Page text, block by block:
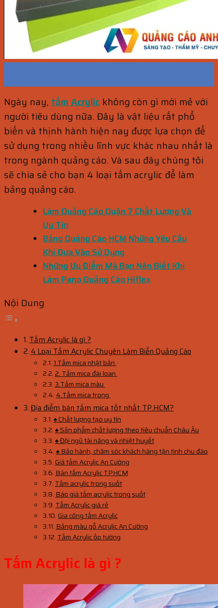
Ngày nay, tấm Acrylic không còn gì mới mẻ với
người tiêu dùng nữa. Đây là vật liệu rất phổ
biến và thịnh hành hiện nay được lựa chọn để
sử dụng trong nhiều lĩnh vực khác nhau nhất là
trong ngành quảng cáo. Và sau đây chúng tôi
sẽ chia sẻ cho bạn 4 loại tấm acrylic để làm
bảng quảng cáo.
Làm Quảng Cáo Quận 7 Chất Lượng Và
Uy Tín
Bảng Quảng Cáo HCM Những Yêu Cầu
Khi Đưa Vào Sử Dụng
Những Ưu Điểm Mà Bạn Nên Biết Khi
Làm Pano Quảng Cáo Hiflex
Nội Dung
Tấm Acrylic là gì ?
4 Loại Tấm Acrylic Chuyên Làm Biển Quảng Cáo
1.Tấm mica nhật bản
2. Tấm mica đài loan
3.Tấm mica màu
4.Tấm mica trong
Địa điểm bán tấm mica tốt nhất TP.HCM?
♠ Chất lượng tạo uy tín
♠ Sản phẩm chất lượng theo tiêu chuẩn Châu Âu
♠ Đội ngũ tài năng và nhiệt huyết
♠ Bảo hành, chăm sóc khách hàng tận tình chu đáo
Giá tấm Acrylic An Cường
Bán tấm Acrylic TPHCM
Tấm acrylic trong suốt
Báo giá tấm acrylic trong suốt
Tấm Acrylic giá rẻ
Gia công tấm Acrylic
Bảng màu gỗ Acrylic An Cường
Tấm Acrylic ốp tường
Tấm Acrylic là gì ?